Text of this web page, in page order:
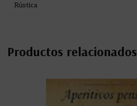
Rústica
Productos relacionados